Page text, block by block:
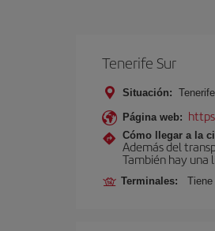
Tenerife Sur
Situación: Tenerife
Página web:
Cómo llegar a la
Además del
También hay una
Terminales: Tiene